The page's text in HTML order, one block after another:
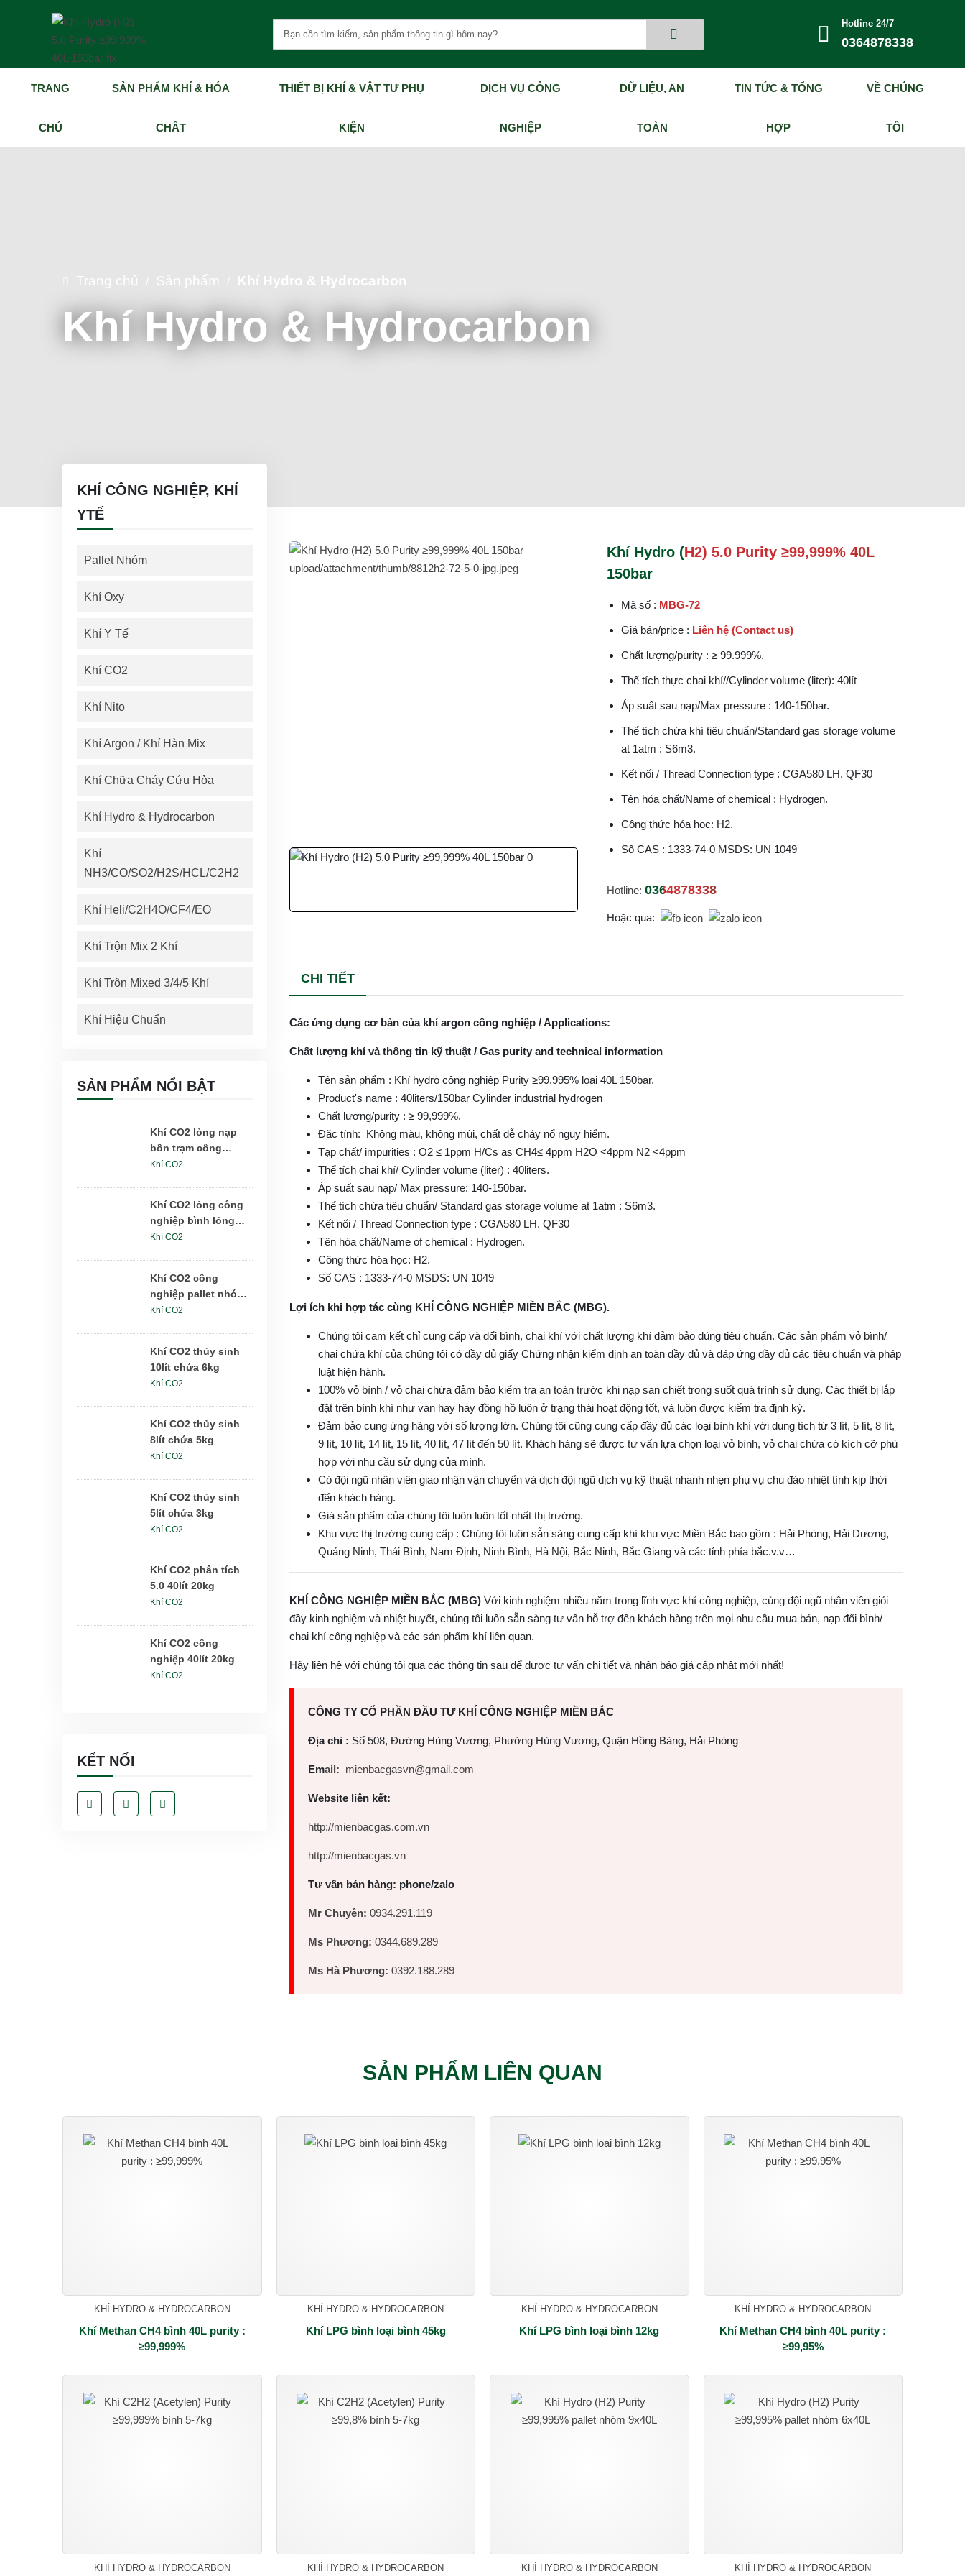
Hotline 24/7
0364878338
TRANG
CHỦ
SẢN PHẨM KHÍ & HÓA
CHẤT
THIẾT BỊ KHÍ & VẬT TƯ PHỤ
KIỆN
DỊCH VỤ CÔNG
NGHIỆP
DỮ LIỆU, AN
TOÀN
TIN TỨC & TỔNG
HỢP
VỀ CHÚNG
TÔI
Trang chủ Sản phẩm Khí Hydro & Hydrocarbon
Khí Hydro & Hydrocarbon
Khí Hydro (H2) 5.0 Purity ≥99,999% 40L
150bar
Mã số : MBG-72
Giá bán/price : Liên hệ (Contact us)
Chất lượng/purity : ≥ 99.999%.
Thể tích thực chai khí//Cylinder volume (liter): 40lít
Áp suất sau nạp/Max pressure : 140-150bar.
Thể tích chứa khí tiêu chuẩn/Standard gas storage volume
at 1atm : S6m3.
Kết nối / Thread Connection type : CGA580 LH. QF30
Tên hóa chất/Name of chemical : Hydrogen.
Công thức hóa học: H2.
Số CAS : 1333-74-0 MSDS: UN 1049
Hotline: 0364878338
Hoặc qua:
CHI TIẾT
Các ứng dụng cơ bản của khí argon công nghiệp / Applications:
Chất lượng khí và thông tin kỹ thuật / Gas purity and technical information
Tên sản phẩm : Khí hydro công nghiệp Purity ≥99,995% loại 40L 150bar.
Product's name : 40liters/150bar Cylinder industrial hydrogen
Chất lượng/purity : ≥ 99,999%.
Đặc tính: Không màu, không mùi, chất dễ cháy nổ nguy hiểm.
Tạp chất/ impurities : O2 ≤ 1ppm H/Cs as CH4≤ 4ppm H2O <4ppm N2 <4ppm
Thể tích chai khí/ Cylinder volume (liter) : 40liters.
Áp suất sau nạp/ Max pressure: 140-150bar.
Thể tích chứa tiêu chuẩn/ Standard gas storage volume at 1atm : S6m3.
Kết nối / Thread Connection type : CGA580 LH. QF30
Tên hóa chất/Name of chemical : Hydrogen.
Công thức hóa học: H2.
Số CAS : 1333-74-0 MSDS: UN 1049
Lợi ích khi hợp tác cùng KHÍ CÔNG NGHIỆP MIỀN BẮC (MBG).
Chúng tôi cam kết chỉ cung cấp và đổi bình, chai khí với chất lượng khí đảm bảo đúng tiêu chuẩn. Các sản phẩm vỏ bình/
chai chứa khí của chúng tôi có đầy đủ giấy Chứng nhận kiểm định an toàn đầy đủ và đáp ứng đầy đủ các tiêu chuẩn và pháp
luật hiện hành.
100% vỏ bình / vỏ chai chứa đảm bảo kiểm tra an toàn trước khi nạp san chiết trong suốt quá trình sử dụng. Các thiết bị lắp
đặt trên bình khí như van hay hay đồng hồ luôn ở trạng thái hoạt động tốt, và luôn được kiểm tra định kỳ.
Đảm bảo cung ứng hàng với số lượng lớn. Chúng tôi cũng cung cấp đầy đủ các loại bình khí với dung tích từ 3 lít, 5 lít, 8 lít,
9 lít, 10 lít, 14 lít, 15 lít, 40 lít, 47 lít đến 50 lít. Khách hàng sẽ được tư vấn lựa chọn loại vỏ bình, vỏ chai chứa có kích cỡ phù
hợp với nhu cầu sử dụng của mình.
Có đội ngũ nhân viên giao nhận vận chuyển và dịch đội ngũ dịch vụ kỹ thuật nhanh nhẹn phụ vụ chu đáo nhiệt tình kịp thời
đến khách hàng.
Giá sản phẩm của chúng tôi luôn luôn tốt nhất thị trường.
Khu vực thị trường cung cấp : Chúng tôi luôn sẵn sàng cung cấp khí khu vực Miền Bắc bao gồm : Hải Phòng, Hải Dương,
Quảng Ninh, Thái Bình, Nam Định, Ninh Bình, Hà Nội, Bắc Ninh, Bắc Giang và các tỉnh phía bắc.v.v…
KHÍ CÔNG NGHIỆP MIỀN BẮC (MBG) Với kinh nghiệm nhiều năm trong lĩnh vực khí công nghiệp, cùng đội ngũ nhân viên giỏi
đầy kinh nghiệm và nhiệt huyết, chúng tôi luôn sẵn sàng tư vấn hỗ trợ đến khách hàng trên mọi nhu cầu mua bán, nạp đổi bình/
chai khí công nghiệp và các sản phẩm khí liên quan.
Hãy liên hệ với chúng tôi qua các thông tin sau để được tư vấn chi tiết và nhận báo giá cập nhật mới nhất!
CÔNG TY CỔ PHẦN ĐẦU TƯ KHÍ CÔNG NGHIỆP MIỀN BẮC
Địa chỉ : Số 508, Đường Hùng Vương, Phường Hùng Vương, Quận Hồng Bàng, Hải Phòng
Email: mienbacgasvn@gmail.com
Website liên kết:
http://mienbacgas.com.vn
http://mienbacgas.vn
Tư vấn bán hàng: phone/zalo
Mr Chuyên: 0934.291.119
Ms Phương: 0344.689.289
Ms Hà Phương: 0392.188.289
KHÍ CÔNG NGHIỆP, KHÍ
YTẾ
Pallet Nhóm
Khí Oxy
Khí Y Tế
Khí CO2
Khí Nito
Khí Argon / Khí Hàn Mix
Khí Chữa Cháy Cứu Hỏa
Khí Hydro & Hydrocarbon
Khí
NH3/CO/SO2/H2S/HCL/C2H2
Khí Heli/C2H4O/CF4/EO
Khí Trộn Mix 2 Khí
Khí Trộn Mixed 3/4/5 Khí
Khí Hiệu Chuẩn
SẢN PHẨM NỔI BẬT
Khí CO2 lỏng nạp
bồn trạm công
nghiệp 5-25 tấn
Khí CO2
Khí CO2 lỏng công
nghiệp bình lỏng
DPL175lít 175kg
Khí CO2
Khí CO2 công
nghiệp pallet nhóm
6x24kg
Khí CO2
Khí CO2 thủy sinh
10lít chứa 6kg
Khí CO2
Khí CO2 thủy sinh
8lít chứa 5kg
Khí CO2
Khí CO2 thủy sinh
5lít chứa 3kg
Khí CO2
Khí CO2 phân tích
5.0 40lít 20kg
Khí CO2
Khí CO2 công
nghiệp 40lít 20kg
Khí CO2
KẾT NỐI
SẢN PHẨM LIÊN QUAN
KHÍ HYDRO & HYDROCARBON
Khí Methan CH4 bình 40L purity :
≥99,999%
KHÍ HYDRO & HYDROCARBON
Khí LPG bình loại bình 45kg
KHÍ HYDRO & HYDROCARBON
Khí LPG bình loại bình 12kg
KHÍ HYDRO & HYDROCARBON
Khí Methan CH4 bình 40L purity :
≥99,95%
KHÍ HYDRO & HYDROCARBON KHÍ HYDRO & HYDROCARBON KHÍ HYDRO & HYDROCARBON KHÍ HYDRO & HYDROCARBON